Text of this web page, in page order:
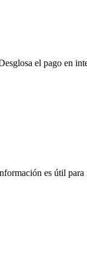
el pago en
es útil